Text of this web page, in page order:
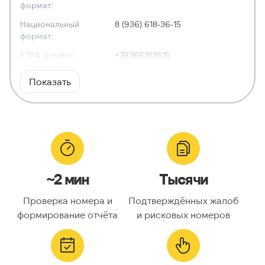
формат:
Национальный
формат:
8 (936) 618-36-15
E.164 формат:
+79366183615
RFC3966
формат:
Тип номера:
Оператор связи:
Национальный
9366183615
Код страны:
ГЕОЛОКАЦИЯ
Показать
~2 мин
Проверка номера и
формирование отчёта
Тысячи
Подтверждённых жалоб
и рисковых номеров